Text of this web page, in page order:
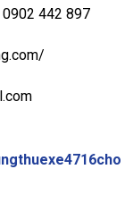
442 897